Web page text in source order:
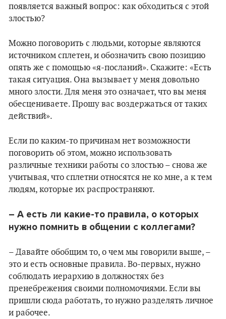
появляется важный вопрос: как обходиться с этой
злостью?
Можно поговорить с людьми, которые являются
источником сплетен, и обозначить свою позицию
опять же с помощью «я-посланий». Скажите: «Есть
такая ситуация. Она вызывает у меня довольно
много злости. Для меня это означает, что вы меня
обесцениваете. Прошу вас воздержаться от таких
действий».
Если по каким-то причинам нет возможности
поговорить об этом, можно использовать
различные техники работы со злостью – снова же
учитывая, что сплетни относятся не ко мне, а к тем
людям, которые их распространяют.
– А есть ли какие-то правила, о которых
нужно помнить в общении с коллегами?
– Давайте обобщим то, о чем мы говорили выше, –
это и есть основные правила. Во-первых, нужно
соблюдать иерархию в должностях без
пренебрежения своими полномочиями. Если вы
пришли сюда работать, то нужно разделять личное
и рабочее.